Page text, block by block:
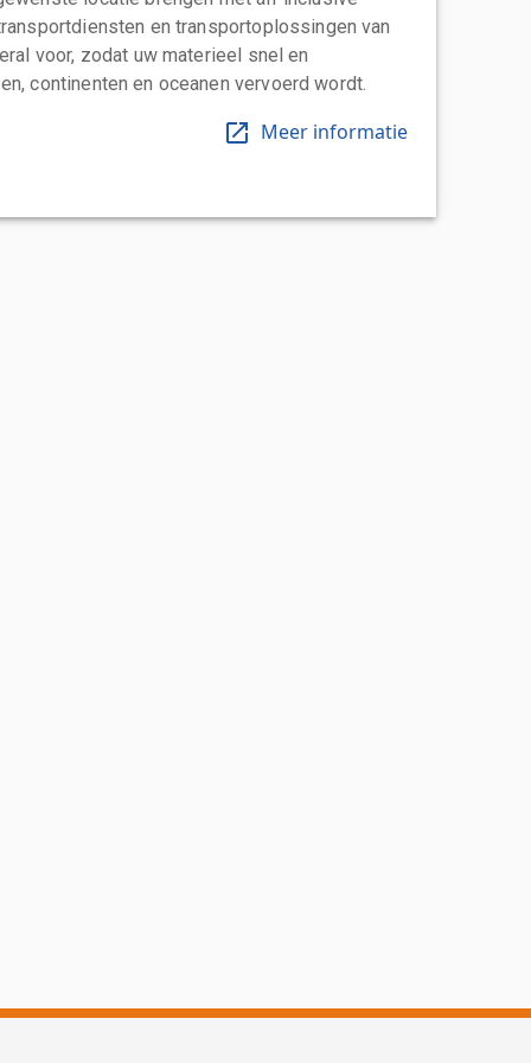
en transportoplossingen van
voor, zodat uw materieel snel en
continenten en oceanen vervoerd wordt.
Meer informatie